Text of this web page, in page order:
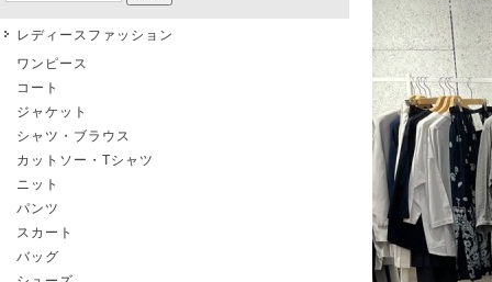
レディースファッション
ワンピース
コート
ジャケット
シャツ・ブラウス
カットソー・Tシャツ
ニット
パンツ
スカート
バッグ